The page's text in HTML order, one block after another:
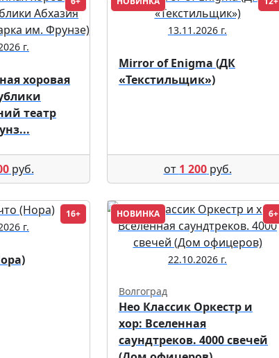
г.
хоровая
театр
руб.
13.11.2026 г.
Mirror of Enigma (ДК
«Текстильщик»)
от 1 200руб.
16+
г.
НОВИНКА 6+
22.10.2026 г.
Волгоград
Нео Классик Оркестр и
хор: Вселенная
саундтреков. 4000 свечей